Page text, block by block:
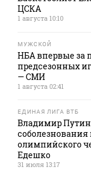
ЦСКА
1 августа 10:10
МУЖСКОЙ
НБА впервые за
предсезонных
— СМИ
1 августа 02:41
ЕДИНАЯ ЛИГА ВТБ
Владимир
соболезнования
олимпийского
Едешко
31 июля 13:17